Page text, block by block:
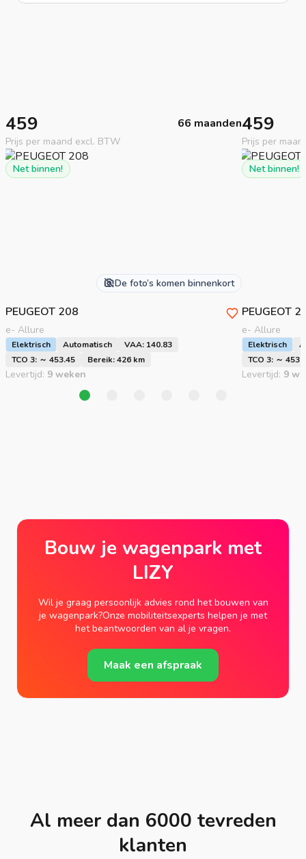
459 66 maanden
Prijs per maand excl. BTW
Net binnen!
De foto’s komen binnenkort
PEUGEOT 208
e- Allure
Elektrisch Automatisch
VAA: 140.83
TCO 3: ～ 453.45
Bereik: 426 km
Levertijd: 9 weken
459
Prijs per
Net binnen!
PEUGEOT
e- Allure
Elektrisch
TCO 3: ～
Levertijd: 9
Bouw je wagenpark met
LIZY
Wil je graag persoonlijk advies rond het bouwen van
je wagenpark?Onze mobiliteitsexperts helpen je met
het beantwoorden van al je vragen.
Maak een afspraak
Al meer dan 6000 tevreden
klanten